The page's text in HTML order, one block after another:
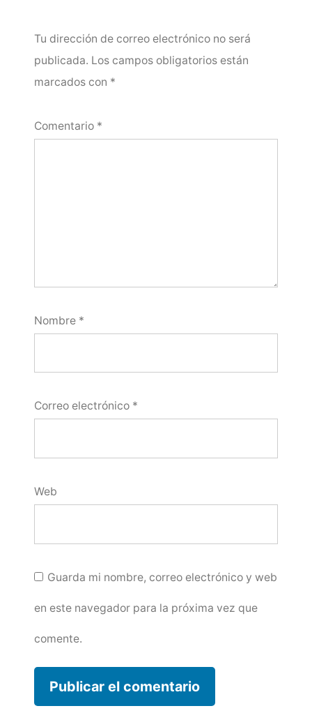
Tu dirección de correo electrónico no será
publicada. Los campos obligatorios están
marcados con *
Comentario *
Nombre *
Correo electrónico *
Web
Guarda mi nombre, correo electrónico y web
en este navegador para la próxima vez que
comente.